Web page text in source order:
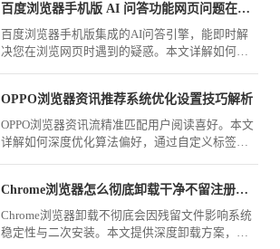
百度浏览器手机版 AI 问答功能网页问题在线解答
百度浏览器手机版集成的AI问答引擎，能即时解
决您在浏览网页时遇到的疑惑。本文详解如何调
OPPO浏览器资讯推荐系统优化设置技巧解析
OPPO浏览器资讯流精准匹配用户阅读喜好。本文
详解如何深度优化算法偏好，通过自定义标签、
Chrome浏览器怎么彻底卸载干净不留注册表残留
Chrome浏览器卸载不彻底会因残留文件影响系统
稳定性与二次安装。本文提供深度卸载方案，详